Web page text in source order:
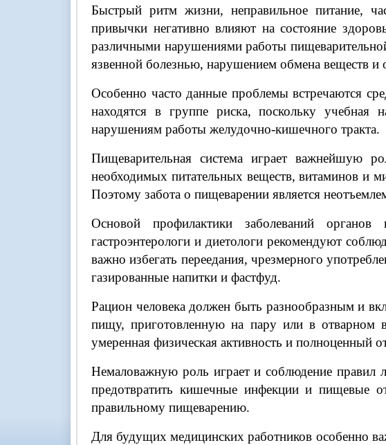
Быстрый ритм жизни, неправильное питание,
привычки негативно влияют на состояние
различными нарушениями работы
язвенной болезнью, нарушением обмена веществ и
Особенно часто данные проблемы встречаются
находятся в группе риска, поскольку учебная
нарушениям работы желудочно-кишечного тракта.
Пищеварительная система играет важнейшую
необходимых питательных веществ, витаминов и
Поэтому забота о пищеварении является
Основой профилактики заболеваний органов
гастроэнтерологи и диетологи рекомендуют
важно избегать переедания, чрезмерного
газированные напитки и фастфуд.
Рацион человека должен быть разнообразным и
пищу, приготовленную на пару или в отварном
умеренная физическая активность и полноценный
Немаловажную роль играет и соблюдение правил
предотвратить кишечные инфекции и пищевые
правильному пищеварению.
Для будущих медицинских работников особенно